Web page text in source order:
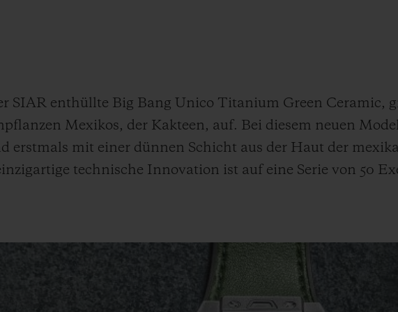
SIAR enthüllte Big Bang Unico Titanium Green Ceramic,
Mexikos, der Kakteen, auf. Bei diesem neuen
erstmals mit einer dünnen Schicht aus der Haut der
technische Innovation ist auf eine Serie von 50
HUBLOTISTA UND
GARANTIEVERLÄNGERUNG
VORAUSSICHTLICHE
LIEFERZEIT
KOSTENLOSE
&